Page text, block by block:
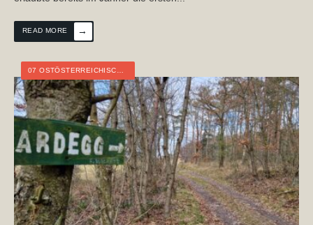
READ MORE →